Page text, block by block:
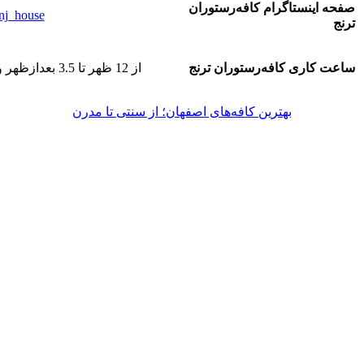
صفحه اینستاگرام کافه‌رستوران
ترنج
ساعت کاری کافه‌رستوران ترنج از 12 ظهر تا 3.5 بعدازظهر و از 6.5 عصر تا 10.5 شب
بهترین کافه‌های اصفهان؛ از سنتی تا مدرن